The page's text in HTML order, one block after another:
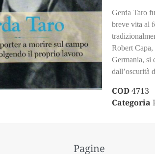
Gerda Taro
breve vita al
Robert
Germania, si
dall’oscurità
COD4713
Categoria
Pagine